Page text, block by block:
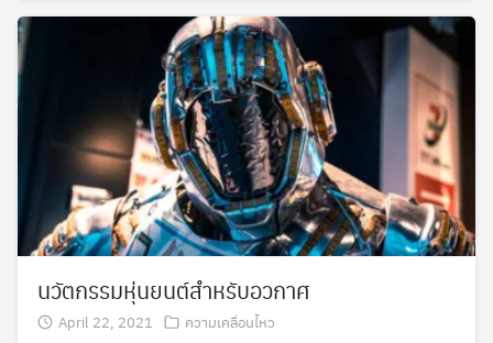
นวัตกรรมหุ่นยนต์สำหรับอวกาศ
April 22, 2021 ความเคลื่อนไหว